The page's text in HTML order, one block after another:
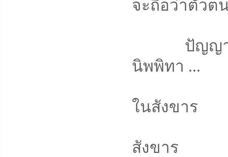
จะถือว่าตัวต
ปัญญาที่รู้เ
นิพพิทา ...
ในสังขาร
สังขาร